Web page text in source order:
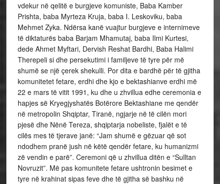
vdekur në qelitë e burgjeve komuniste, Baba Kamber
Prishta, baba Myrteza Kruja, baba I. Leskoviku, baba
Mehmet Zyka. Ndërsa kanë vuajtur burgjeve e internimeve
të diktaturës baba Barjam Mhamutaj, baba Ilmi Kurtesi,
dede Ahmet Myftari, Dervish Reshat Bardhi, Baba Halimi
Therepeli si dhe persekutimi i familjeve të tyre për më
shumë se një çerek shekulli. Por dita e bardhë për të gjitha
komunitetet fetare, erdhi dhe kjo e bektashianve erdhi më
22 e mars të vitit 1991, ku dhe u zhvillua edhe ceremonia e
hapjes së Kryegjyshatës Botërore Bektashiane me qendër
në metropolin Shqiptar, Tiranë, ngjarje në të cilën mori
pjesë dhe Nënë Tereza, shqiptarja nobeliste, fjalët e të
cilës mes të tjerave janë: “Jam shumë e gëzuar që sot
ndodhem pranë jush në këtë qendër fetare, ku humanizmi
zë vendin e parë”. Ceremoni që u zhvillua ditën e “Sulltan
Novruzit”. Më pas komunitete fetare ushtronin besimet e
tyre në krahinat sipas feve dhe të gjitha së bashku në